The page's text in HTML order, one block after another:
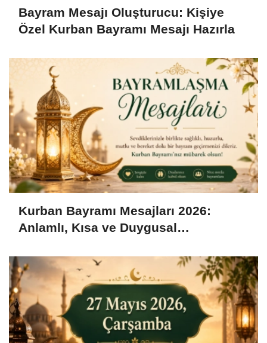
Bayram Mesajı Oluşturucu: Kişiye
Özel Kurban Bayramı Mesajı Hazırla
Kurban Bayramı Mesajları 2026:
Anlamlı, Kısa ve Duygusal